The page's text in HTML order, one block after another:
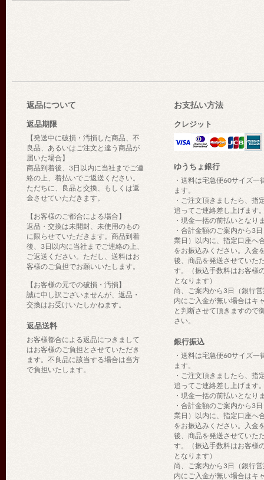
返品について
返品期限
【発送中に破損・汚損した商品、不
良品、あるいはご注文と違う商品が
届いた場合】
商品到着後、3日以内に当社までご連
絡の上、着払いでご返送ください。
ただちに、良品と交換、もしくは返
金させていただきます。
【お客様のご都合による場合】
返品・交換は未開封、未使用のもの
に限らせていただきます。商品到着
後、3日以内に当社までご連絡の上、
ご返送ください。ただし、送料はお
客様のご負担でお願いいたします。
【お客様の元での破損・汚損】
誠に申し訳ございませんが、返品・
交換はお受けいたしかねます。
返品送料
お客様都合による返品につきまして
はお客様のご負担とさせていただき
ます。不良品に該当する場合は当方
で負担いたします。
お支払い方法
クレジット
ゆうちょ銀行
・送料は宅急便60サイズ一
ます。
・ご注文頂きましたら、指
追ってご連絡差し上げます
・現金一括の前払いとなり
・合計金額のご案内から3
業日）以内に、指定口座へ
をお振込みください。入金
後、商品を発送させていた
す。（振込手数料はお客様
となります）
尚、ご案内から3日（銀行
内にご入金が無い場合はキ
と判断させて頂きますので
さい。
銀行振込
・送料は宅急便60サイズ一
ます。
・ご注文頂きましたら、指
追ってご連絡差し上げます
・現金一括の前払いとなり
・合計金額のご案内から3
業日）以内に、指定口座へ
をお振込みください。入金
後、商品を発送させていた
す。（振込手数料はお客様
となります）
尚、ご案内から3日（銀行
内にご入金が無い場合はキ